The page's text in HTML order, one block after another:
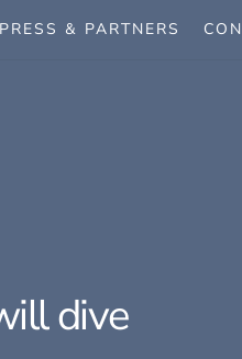
PRESS & PARTNERS
dive